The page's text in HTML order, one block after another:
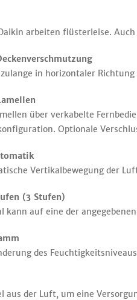
arbeiten flüsterleise.
in horizontaler
über verkabelte
Optionale
Vertikalbewegung der
(3 Stufen)
kann auf eine der
des
aus der Luft, um eine